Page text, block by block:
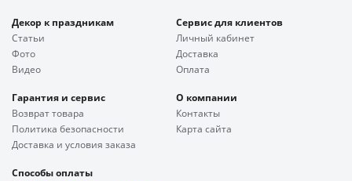
Декор к праздникам
Статьи
Фото
Видео
Сервис для клиентов
Личный кабинет
Доставка
Оплата
Гарантия и сервис
Возврат товара
Политика безопасности
Доставка и условия заказа
О компании
Контакты
Карта сайта
Способы оплаты